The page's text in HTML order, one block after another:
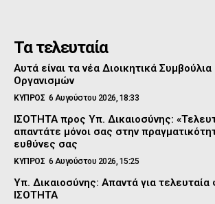
Τα τελευταία
Αυτά είναι τα νέα Διοικητικά
Οργανισμών
ΚΥΠΡΟΣ 6 Αυγούστου 2026, 18:33
ΙΣΟΤΗΤΑ προς Υπ. Δικαιοσύνης:
απαντάτε μόνοι σας στην
ευθύνες σας
ΚΥΠΡΟΣ 6 Αυγούστου 2026, 15:25
Υπ. Δικαιοσύνης: Απαντά για
ΙΣΟΤΗΤΑ